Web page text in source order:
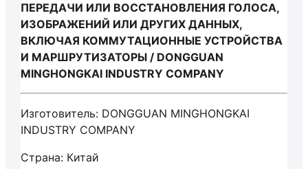
ПЕРЕДАЧИ ИЛИ ВОССТАНОВЛЕНИЯ ГОЛОСА,
ИЗОБРАЖЕНИЙ ИЛИ ДРУГИХ ДАННЫХ,
ВКЛЮЧАЯ КОММУТАЦИОННЫЕ УСТРОЙСТВА
И МАРШРУТИЗАТОРЫ / DONGGUAN
MINGHONGKAI INDUSTRY COMPANY
Изготовитель: DONGGUAN MINGHONGKAI
INDUSTRY COMPANY
Страна: Китай